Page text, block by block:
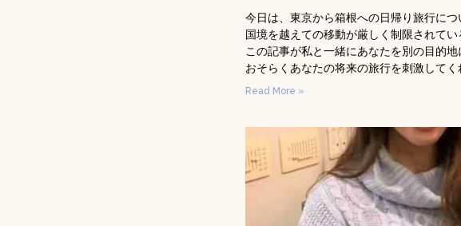
今日は、東京から箱根への日帰り旅行につ
国境を越えての移動が厳しく制限されてい
この記事が私と一緒にあなたを別の目的地
おそらくあなたの将来の旅行を刺激してく
Read More »